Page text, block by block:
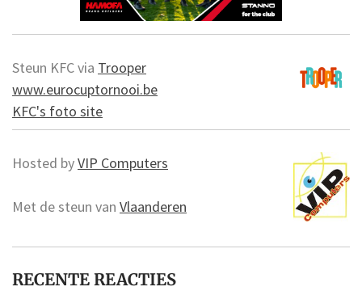
Steun KFC via Trooper
www.eurocuptornooi.be
KFC's foto site
Hosted byVIP Computers
Met de steun van Vlaanderen
RECENTE REACTIES